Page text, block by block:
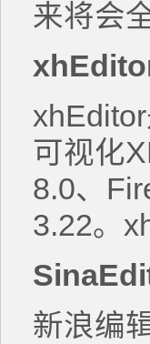
来将会
可视化
8.0、
3.22。
新浪编